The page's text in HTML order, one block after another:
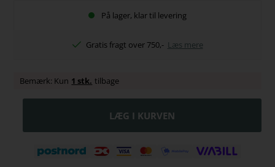
På lager, klar til levering
Gratis fragt over 750,- Læs mere
Bemærk: Kun 1 stk. tilbage